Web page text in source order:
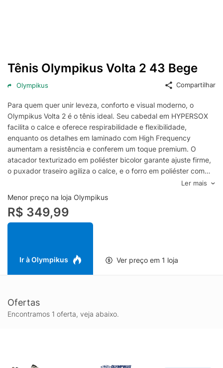
Tênis Olympikus Volta 2 43 Bege
Olympikus Compartilhar
Para quem quer unir leveza, conforto e visual moderno, o
Olympikus Volta 2 é o tênis ideal. Seu cabedal em HYPERSOX
facilita o calce e oferece respirabilidade e flexibilidade,
enquanto os detalhes em laminado com High Frequency
aumentam a resistência e conferem um toque premium. O
atacador texturizado em poliéster bicolor garante ajuste firme,
o puxador traseiro agiliza o calce, e o forro em poliéster com
espuma assegura conforto extra. A palmilha, em EVA e poliéster
com aplicação gráfica, proporciona suporte anatômico e
ventilação, enquanto o solado com tecnologia ELEVA PRO MAX
entrega maior resiliência e responsividade, ideal para treinos e
corridas do dia a dia. Além disso, conta também com a
Ler mais
Menor preço na loja Olympikus
R$ 349,99
Ir à Olympikus Ver preço em 1 loja
Ofertas
Encontramos 1 oferta, veja abaixo.